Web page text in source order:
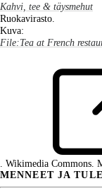
Kahvi, tee & täysmehut
Ruokavirasto.
Kuva:
File:Tea at French
. Wikimedia Commons.
MENNEET JA